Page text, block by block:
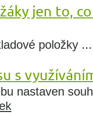
jen to,
položky
s
nastaven